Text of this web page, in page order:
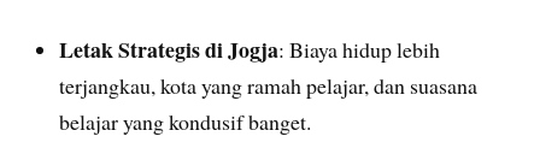
Letak Strategis di Jogja: Biaya hidup lebih
terjangkau, kota yang ramah pelajar, dan suasana
belajar yang kondusif banget.